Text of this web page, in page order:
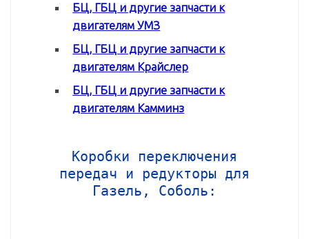
БЦ, ГБЦ и другие запчасти к
двигателям УМЗ
БЦ, ГБЦ и другие запчасти к
двигателям Крайслер
БЦ, ГБЦ и другие запчасти к
двигателям Камминз
Коробки переключения
передач и редукторы для
Газель, Соболь: